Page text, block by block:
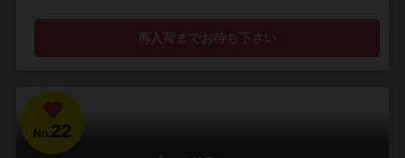
再入荷までお待ち下さい
No.22